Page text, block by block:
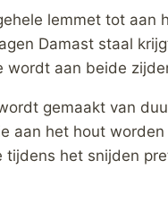
lemmet tot aan
Damast staal
wordt aan beide
gemaakt van
aan het hout
het snijden